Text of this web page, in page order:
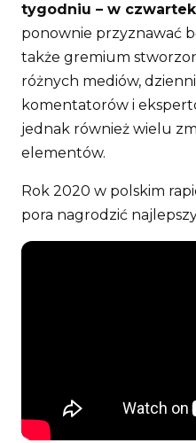
tygodniu – w
ponownie przyznawać
także gremium
różnych mediów,
komentatorów i
jednak również wielu
elementów.
Rok 2020 w polskim
pora nagrodzić